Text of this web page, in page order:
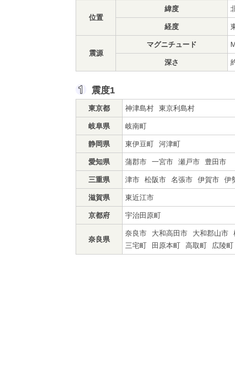
位置
緯度
経度
震源
マグニチュード
深さ
震度1
東京都 神津島村 東京利島村
岐阜県 岐南町
静岡県 東伊豆町 河津町
愛知県 蒲郡市 一宮市 瀬戸市 豊田市
三重県 津市 松阪市 名張市 伊賀市 伊
滋賀県 東近江市
京都府 宇治田原町
奈良県
奈良市 大和高田市 大和郡山市
三宅町
田原本町 高取町 広陵町